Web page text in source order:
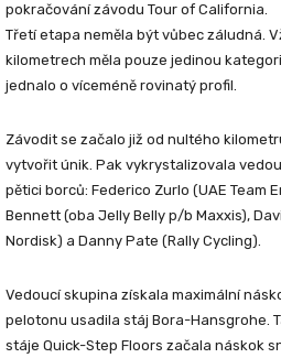
pokračování závodu Tour of California.
Třetí etapa neměla být vůbec záludná.
kilometrech měla pouze jedinou
jednalo o víceméně rovinatý profil.
Závodit se začalo již od nultého
vytvořit únik. Pak vykrystalizovala
pětici borců: Federico Zurlo (UAE Team
Bennett (oba Jelly Belly p/b Maxxis),
Nordisk) a Danny Pate (Rally Cycling).
Vedoucí skupina získala maximální
pelotonu usadila stáj Bora-Hansgrohe.
stáje Quick-Step Floors začala náskok